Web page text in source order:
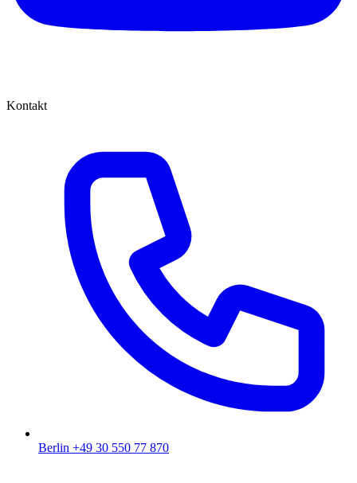
Kontakt
Berlin +49 30 550 77 870